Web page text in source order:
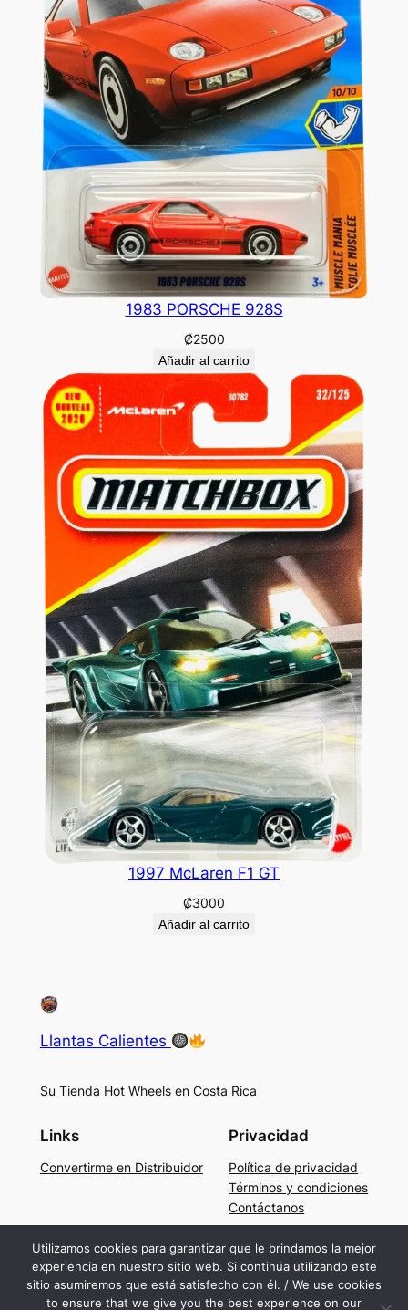
1983 PORSCHE 928S
₡2500
Añadir al carrito
1997 McLaren F1 GT
₡3000
Añadir al carrito
Llantas Calientes
Su Tienda Hot Wheels en Costa Rica
Links
Convertirme en Distribuidor
Privacidad
Política de privacidad
Términos y condiciones
Contáctanos
Social
Facebook
Instagram
Utilizamos cookies para garantizar que le brindamos la mejor
experiencia en nuestro sitio web. Si continúa utilizando este
sitio asumiremos que está satisfecho con él. / We use cookies
to ensure that we give you the best experience on our